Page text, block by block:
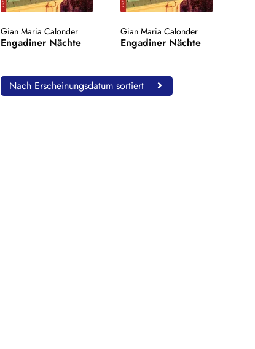
Gian Maria Calonder
Engadiner Nächte
Gian Maria Calonder
Engadiner Nächte
Nach Erscheinungsdatum sortiert